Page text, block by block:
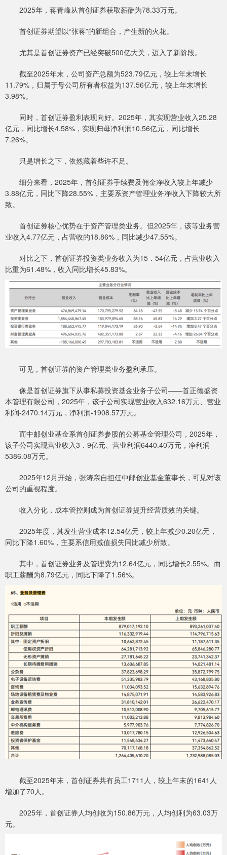
2025年，蒋青峰从首创证券获取薪酬为78.33万元。
首创证券期望以“张蒋”的新组合，产生新的火花。
尤其是首创证券资产已经突破500亿大关，迈入了新阶段。
截至2025年末，公司资产总额为523.79亿元，较上年末增长
11.79%，归属于母公司所有者权益为137.56亿元，较上年末增长
3.98%。
同时，首创证券盈利表现向好。2025年，其实现营业收入25.28
亿元，同比增长4.58%，实现归母净利润10.56亿元，同比增长
7.26%。
只是增长之下，依然藏着些许不足。
细分来看，2025年，首创证券手续费及佣金净收入较上年减少
3.88亿元，同比下降28.55%，主要系资产管理业务净收入下降较大所
致。
首创证券核心优势在于资产管理类业务。但2025年，该等业务营
业收入4.77亿元，占营收的18.86%，同比减少47.55%。
对比之下，首创证券投资类业务收入为15．54亿元，占营业收入
比重为61.48%，收入同比增长45.83%。
可见，首创证券的资产管理类业务盈利承压。
像是首创证券旗下从事私募投资基金业务子公司——首正德盛资
本管理有限公司，2025年，该子公司实现营业收入632.16万元、营业
利润-2470.14万元，净利润-1908.57万元。
而中邮创业基金系首创证券参股的公募基金管理公司，2025年，
该子公司实现营业收入3．9亿元、营业利润6440.40万元，净利润
5386.08万元。
2025年12月开始，张涛亲自担任中邮创业基金董事长，可见对该
公司的重视程度。
收入分化，成本管控则成为首创证券提升经营质效的关键。
2025年度，其发生营业成本12.54亿元，较上年减少0.20亿元，
同比下降1.60%，主要系信用减值损失同比减少所致。
其中，首创证券业务及管理费为12.64亿元，同比增长2.55%。而
职工薪酬为8.79亿元，同比下降了1.56%。
截至2025年末，首创证券共有员工1711人，较上年末的‌1641人
增加了70人。
2025年，首创证券人均创收为150.86万元，人均创利为63.03万
元。